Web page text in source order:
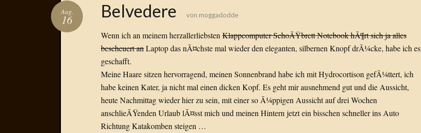
Belvedere
Aug.
16 von moggadodde
Wenn ich an meinem herzallerliebsten Klappcomputer SchoÃŸbrett Notebook hÃ¶rt sich ja alles
bescheuert anLaptop das nÃ¤chste mal wieder den eleganten, silbernen Knopf drÃ¼cke, habe ich es
geschafft.
Meine Haare sitzen hervorragend, meinen Sonnenbrand habe ich mit Hydrocortison gefÃ¼ttert, ich
habe keinen Kater, ja nicht mal einen dicken Kopf. Es geht mir ausnehmend gut und die Aussicht,
heute Nachmittag wieder hier zu sein, mit einer so Ã¼ppigen Aussicht auf drei Wochen
anschlieÃŸenden Urlaub lÃ¤sst mich und meinen Hintern jetzt ein bisschen schneller ins Auto
Richtung Katakomben steigen …